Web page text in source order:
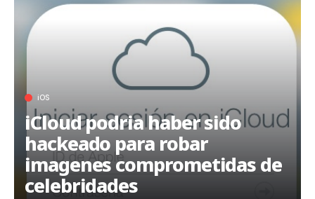
iOS
iCloud podria haber sido
hackeado para robar
imagenes comprometidas de
celebridades